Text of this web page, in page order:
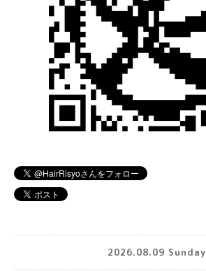
2026.08.09 Sunday